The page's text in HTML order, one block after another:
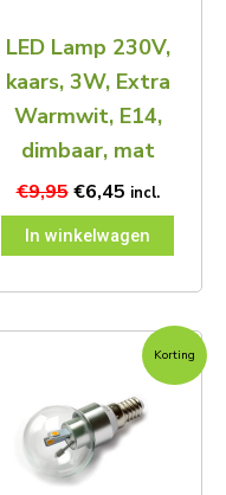
LED Lamp 230V,
kaars, 3W, Extra
Warmwit, E14,
dimbaar, mat
€9,95 €6,45 incl.
In winkelwagen
Korting
Oorspronkelijke
€9,95.
Huidige
prijs
€4,45.